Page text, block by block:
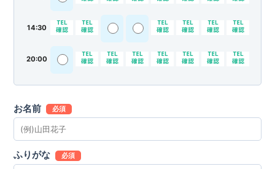
14:30
20:00
お名前 必須
ふりがな 必須